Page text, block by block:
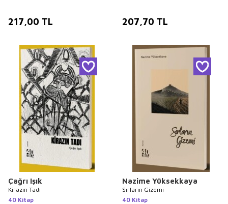
217,00 TL 207,70 TL
Çağrı Işık
Kirazın Tadı
40 Kitap
Nazime Yüksekkaya
Sırların Gizemi
40 Kitap